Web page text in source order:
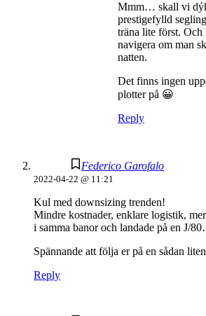
Mmm… skall vi
prestigefylld
träna lite först. Och
navigera om man
natten.
Det finns ingen
plotter på 😀
Reply
Federico Garofalo
2022-04-22 @ 11:21
Kul med downsizing trenden!
Mindre kostnader, enklare logistik,
i samma banor och landade på en J/
Spännande att följa er på en sådan
Reply